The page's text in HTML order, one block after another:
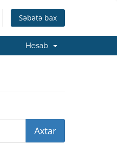
Səbətə bax
Hesab